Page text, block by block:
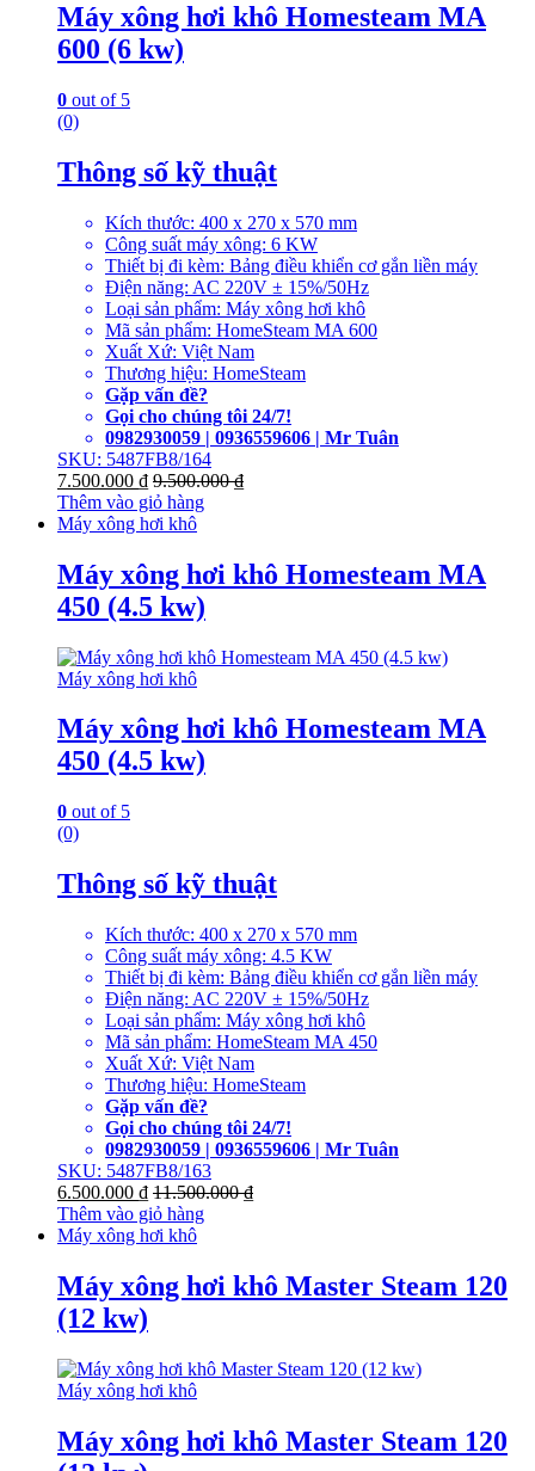
Máy xông hơi khô Homesteam MA
600 (6 kw)
0 out of 5
(0)
Thông số kỹ thuật
Kích thước: 400 x 270 x 570 mm
Công suất máy xông: 6 KW
Thiết bị đi kèm: Bảng điều khiển cơ gắn liền máy
Điện năng: AC 220V ± 15%/50Hz
Loại sản phẩm: Máy xông hơi khô
Mã sản phẩm: HomeSteam MA 600
Xuất Xứ: Việt Nam
Thương hiệu: HomeSteam
Gặp vấn đề?
Gọi cho chúng tôi 24/7!
0982930059 | 0936559606 | Mr Tuân
SKU: 5487FB8/164
7.500.000 ₫ 9.500.000₫
Thêm vào giỏ hàng
Máy xông hơi khô
Máy xông hơi khô Homesteam MA
450 (4.5 kw)
Máy xông hơi khô
Máy xông hơi khô Homesteam MA
450 (4.5 kw)
0 out of 5
(0)
Thông số kỹ thuật
Kích thước: 400 x 270 x 570 mm
Công suất máy xông: 4.5 KW
Thiết bị đi kèm: Bảng điều khiển cơ gắn liền máy
Điện năng: AC 220V ± 15%/50Hz
Loại sản phẩm: Máy xông hơi khô
Mã sản phẩm: HomeSteam MA 450
Xuất Xứ: Việt Nam
Thương hiệu: HomeSteam
Gặp vấn đề?
Gọi cho chúng tôi 24/7!
0982930059 | 0936559606 | Mr Tuân
SKU: 5487FB8/163
6.500.000 ₫ 11.500.000₫
Thêm vào giỏ hàng
Máy xông hơi khô
Máy xông hơi khô Master Steam 120
(12 kw)
Máy xông hơi khô
Máy xông hơi khô Master Steam 120